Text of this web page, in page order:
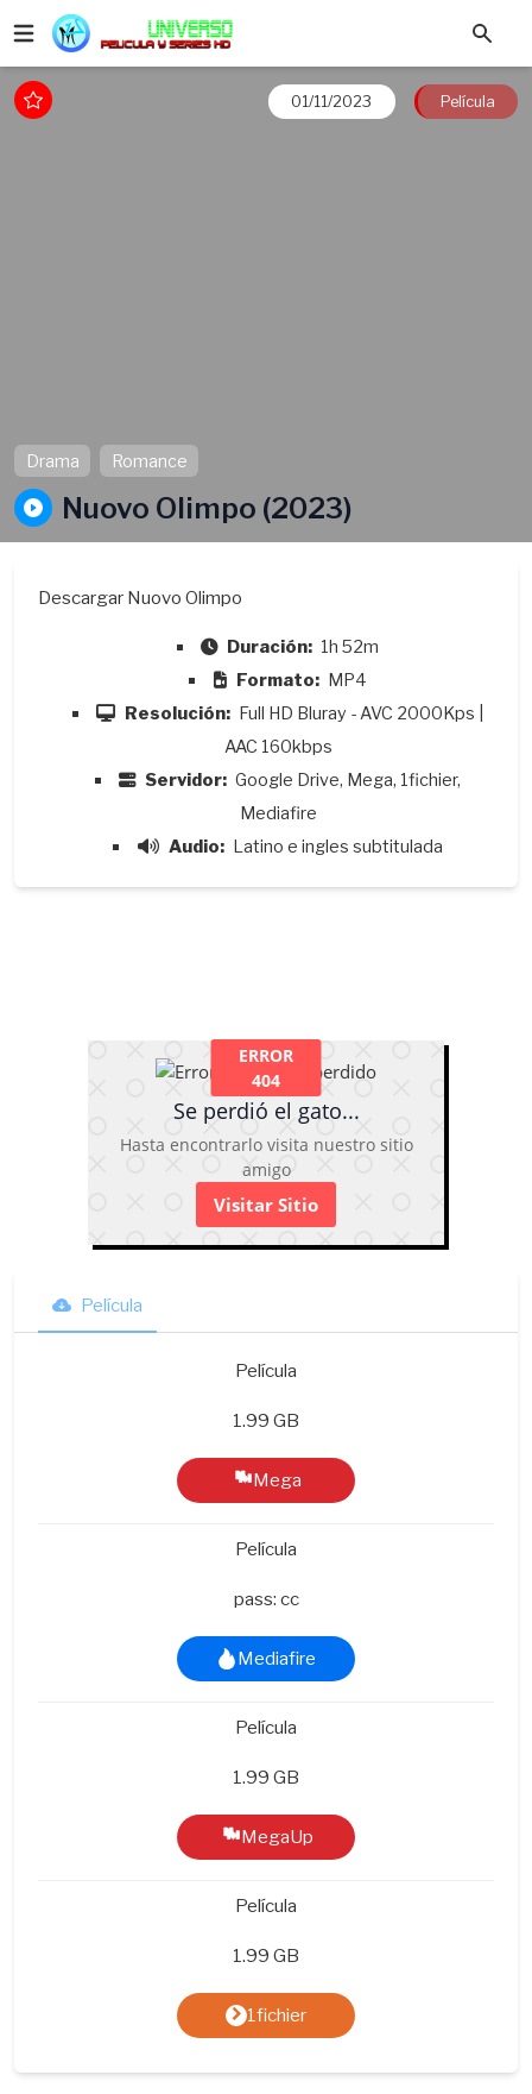
01/11/2023 Película
Drama Romance
Nuovo Olimpo (2023)
Descargar Nuovo Olimpo
Duración: 1h 52m
Formato: MP4
Resolución: Full HD Bluray - AVC 2000Kps |
AAC 160kbps
Servidor: Google Drive, Mega, 1fichier,
Mediafire
Audio: Latino e ingles subtitulada
ERROR
404
Se perdió el gato...
Hasta encontrarlo visita nuestro sitio
amigo
Visitar Sitio
Película
Película
1.99 GB
Mega
Película
pass: cc
Mediafire
Película
1.99 GB
MegaUp
Película
1.99 GB
1fichier